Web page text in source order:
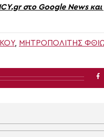
στο Google News
, ΜΗΤΡΟΠΟΛΙΤΗΣ